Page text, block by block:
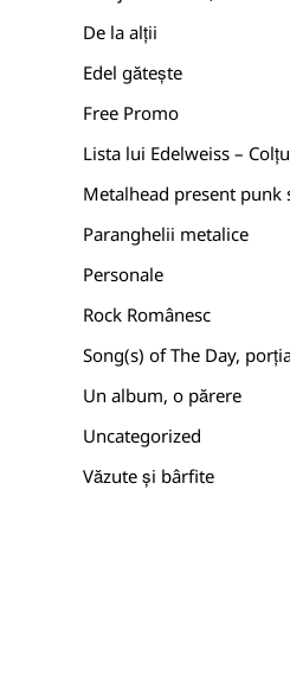
De la alții
Edel gătește
Free Promo
Lista lui Edelweiss –
Metalhead present punk
Paranghelii metalice
Personale
Rock Românesc
Song(s) of The Day,
Un album, o părere
Uncategorized
Văzute și bârfite